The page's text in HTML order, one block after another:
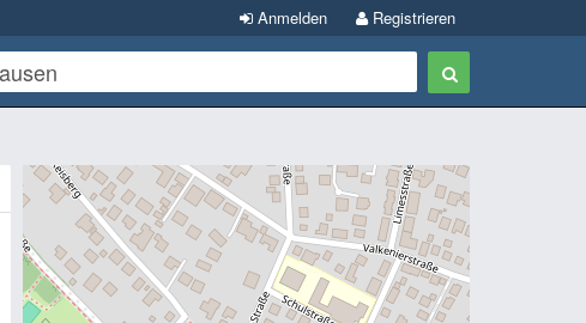
Registrieren
Anmelden